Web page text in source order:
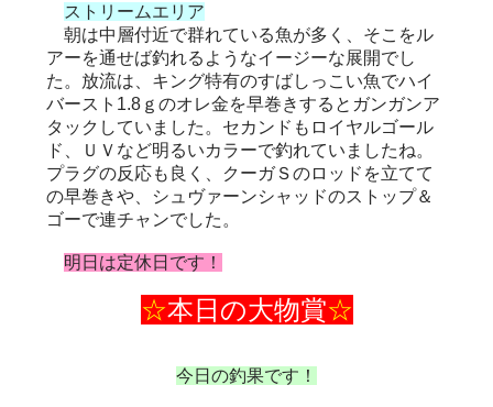
ストリームエリア
朝は中層付近で群れている魚が多く、そこをル
アーを通せば釣れるようなイージーな展開でし
た。放流は、キング特有のすばしっこい魚でハイ
バースト1.8ｇのオレ金を早巻きするとガンガンア
タックしていました。セカンドもロイヤルゴール
ド、ＵＶなど明るいカラーで釣れていましたね。
プラグの反応も良く、クーガＳのロッドを立てて
の早巻きや、シュヴァーンシャッドのストップ＆
ゴーで連チャンでした。
明日は定休日です！
☆本日の大物賞☆
今日の釣果です！